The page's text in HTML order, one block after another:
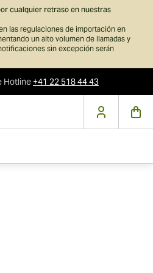
cualquier retraso en nuestras
las regulaciones de importación en
un alto volumen de llamadas y
sin excepción serán
Hotline+41 22 518 44 43